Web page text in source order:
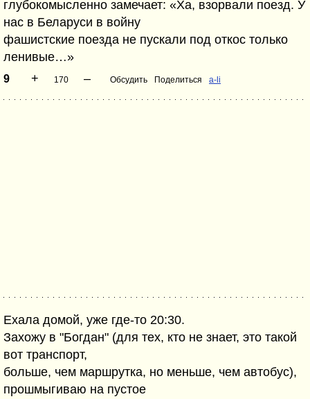
глубокомысленно замечает: «Ха, взорвали поезд. У
нас в Беларуси в войну
фашистские поезда не пускали под откос только
ленивые…»
9 + 170 – Обсудить Поделиться a-li
Ехала домой, уже где-то 20:30.
Захожу в "Богдан" (для тех, кто не знает, это такой
вот транспорт,
больше, чем маршрутка, но меньше, чем автобус),
прошмыгиваю на пустое